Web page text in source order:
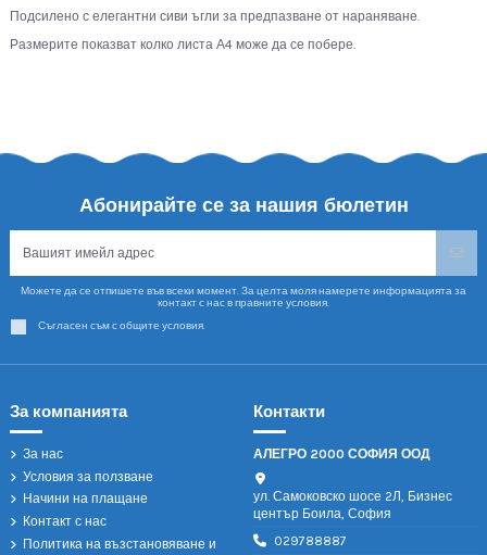
Подсилено с елегантни сиви ъгли за предпазване от нараняване.
Размерите показват колко листа А4 може да се побере.
Абонирайте се за нашия бюлетин
Можете да се отпишете във всеки момент. За целта моля намерете информацията за
контакт с нас в правните условия.
Съгласен съм с общите условия.
За компанията
За нас
Условия за ползване
Начини на плащане
Контакт с нас
Политика на възстановяване и
Контакти
АЛЕГРО 2000 СОФИЯ ООД
ул. Самоковско шосе 2Л, Бизнес
център Боила, София
029788887